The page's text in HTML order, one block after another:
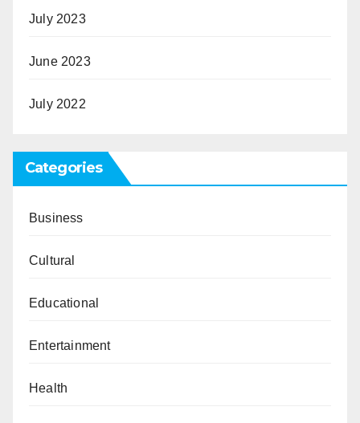
July 2023
June 2023
July 2022
Categories
Business
Cultural
Educational
Entertainment
Health